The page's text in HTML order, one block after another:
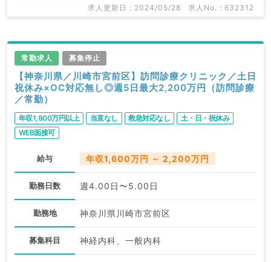
求人更新日 : 2024/05/28 求人No. : 632312
常勤求人 募集停止
【神奈川県／川崎市宮前区】訪問診療クリニック／土日
祝休み×OC対応無し◎週5日最大2,200万円（訪問診療
／常勤）
年収1,800万円以上 当直なし 救急対応なし
土・日・祝休み
WEB面接可
給与 年収1,600万円 ～ 2,200万円
勤務日数 週4.00日〜5.00日
勤務地 神奈川県川崎市宮前区
募集科目 神経内科、一般内科